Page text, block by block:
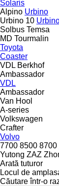
Solaris
Alpino Urbino
Urbino 10
Solbus Temsa
MD Tourmalin
Toyota
Coaster
VDL Berkhof
Ambassador
VDL
Ambassador
Van Hool
A-series
Volkswagen
Crafter
Volvo
7700 8500 8700
Yutong ZAZ
Arată tuturor
Locul de
Căutare într-o